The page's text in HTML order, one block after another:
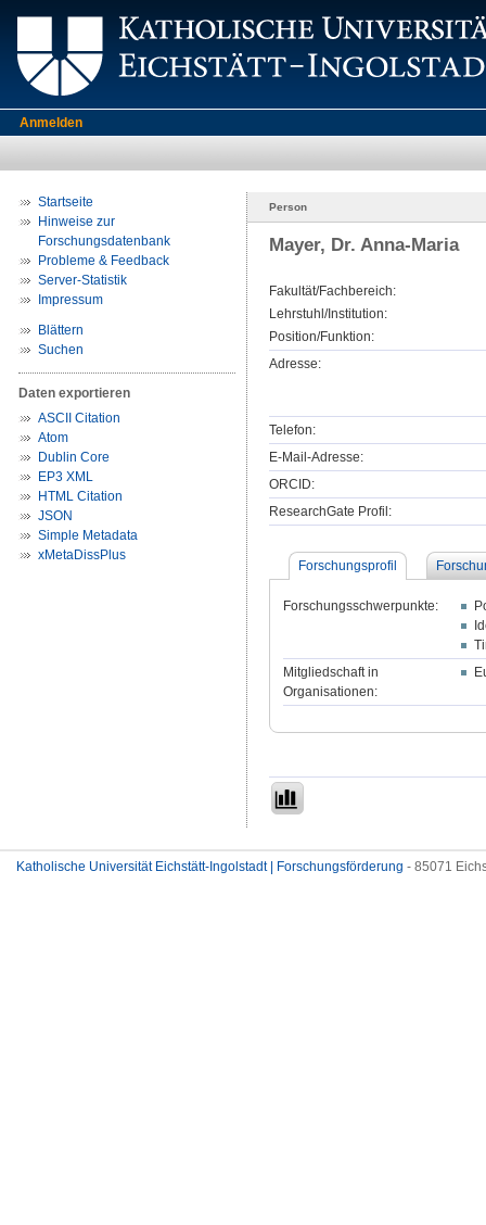
Anmelden
Startseite
Hinweise zur
Forschungsdatenbank
Probleme & Feedback
Server-Statistik
Impressum
Blättern
Suchen
Daten exportieren
ASCII Citation
Atom
Dublin Core
EP3 XML
HTML Citation
JSON
Simple Metadata
xMetaDissPlus
Person
Mayer, Dr. Anna-Maria
Fakultät/Fachbereich:
Lehrstuhl/Institution:
Position/Funktion:
Adresse:
Telefon:
E-Mail-Adresse:
ORCID:
ResearchGate Profil:
Forschungsprofil
Forschungsschwerpunkte:
Mitgliedschaft in
Organisationen:
Katholische Universität Eichstätt-Ingolstadt | Forschungsförderung - 85071